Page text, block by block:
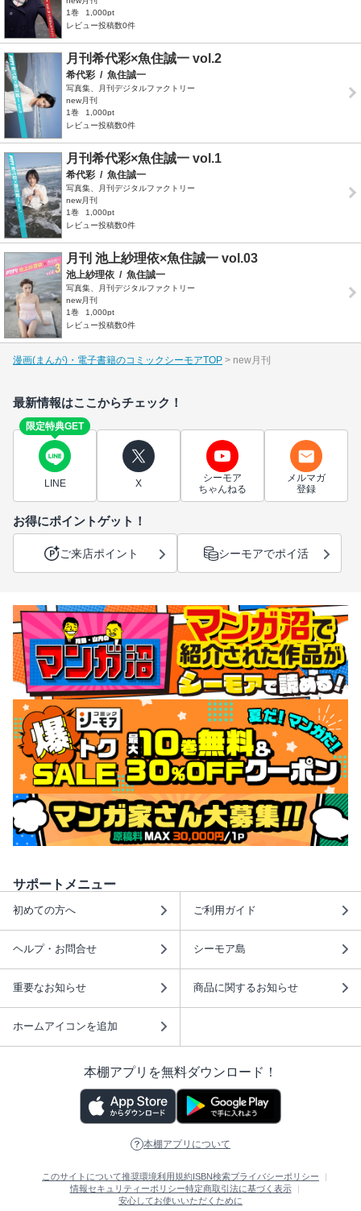
1巻
1,000pt
レビュー投稿数0件
月刊希代彩×魚住誠一 vol.2
希代彩 / 魚住誠一
写真集、月刊デジタルファクトリー
new月刊
1巻
1,000pt
レビュー投稿数0件
月刊希代彩×魚住誠一 vol.1
希代彩 / 魚住誠一
写真集、月刊デジタルファクトリー
new月刊
1巻
1,000pt
レビュー投稿数0件
月刊 池上紗理依×魚住誠一 vol.03
池上紗理依 / 魚住誠一
写真集、月刊デジタルファクトリー
new月刊
1巻
1,000pt
レビュー投稿数0件
漫画(まんが)・電子書籍のコミックシーモアTOP new月刊
最新情報はここからチェック！
限定特典GET
LINE X
シーモア
ちゃんねる
メルマガ
登録
お得にポイントゲット！
ご来店ポイント シーモアでポイ活
サポートメニュー
初めての方へ ご利用ガイド
ヘルプ・お問合せ シーモア島
重要なお知らせ 商品に関するお知らせ
ホームアイコンを追加
本棚アプリを無料ダウンロード！
本棚アプリについて
このサイトについて推奨環境利用規約 ISBN検索プライバシーポリシー
情報セキュリティーポリシー特定商取引法に基づく表示
安心してお使いいただくために